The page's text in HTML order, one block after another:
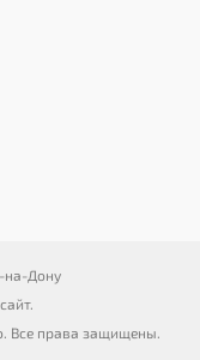
на-Дону
Все права защищены.